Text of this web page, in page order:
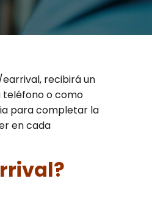
recibirá un
teléfono o como
para completar la
en cada